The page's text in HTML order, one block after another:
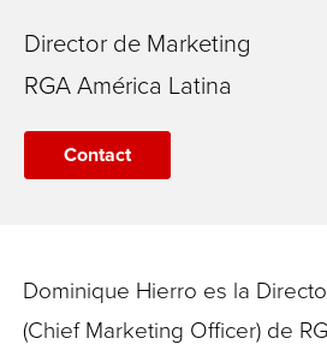
Director de Marketing
RGA América Latina
Contact
Dominique Hierro es la
(Chief Marketing Officer) de